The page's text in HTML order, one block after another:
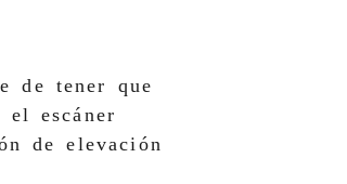
de tener que
escáner
de elevación